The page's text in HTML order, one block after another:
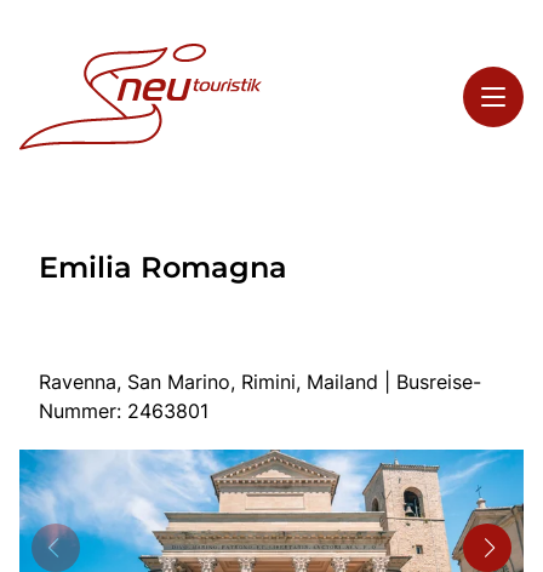
Highlights
Start
Busreisen
Bus mieten
Emilia Romagna
Ravenna, San Marino, Rimini, Mailand | Busreise-
Nummer: 2463801